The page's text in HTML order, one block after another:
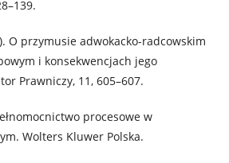
O przymusie adwokacko-radcowskim
i konsekwencjach jego
Prawniczy, 11, 605–607.
procesowe w
Wolters Kluwer Polska.